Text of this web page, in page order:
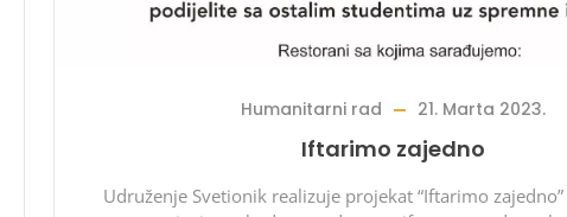
Humanitarni rad 21. Marta 2023.
Iftarimo zajedno
Udruženje Svetionik realizuje projekat “Iftarimo